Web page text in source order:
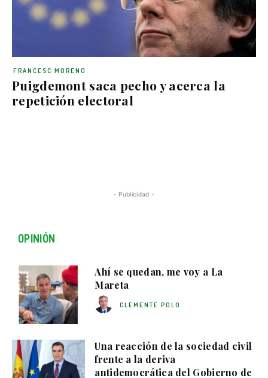
Puigdemont saca pecho y acerca la
repetición electoral
FRANCESC MORENO
- Publicidad -
OPINIÓN
Ahí se quedan, me voy a La
Mareta
CLEMENTE POLO
Una reacción de la sociedad civil
frente a la deriva
antidemocrática del Gobierno de